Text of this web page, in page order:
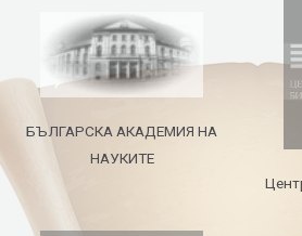
БЪЛГАРСКА АКАДЕМИЯ НА
НАУКИТЕ